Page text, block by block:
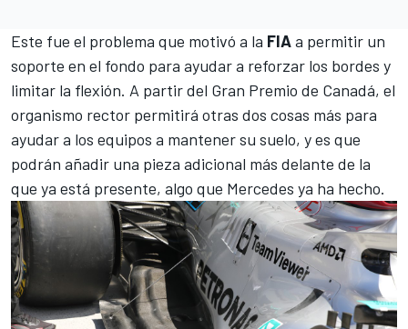
Este fue el problema que motivó a la FIAa permitir un
soporte en el fondo para ayudar a reforzar los bordes y
limitar la flexión. A partir del Gran Premio de Canadá, el
organismo rector permitirá otras dos cosas más para
ayudar a los equipos a mantener su suelo, y es que
podrán añadir una pieza adicional más delante de la
que ya está presente, algo que Mercedes ya ha hecho.